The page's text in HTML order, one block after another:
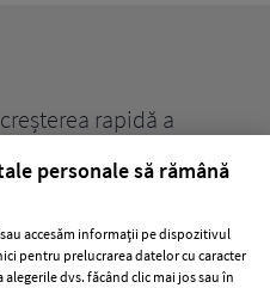
rapidă a
personale să rămână
accesăm informații pe dispozitivul
pentru prelucrarea datelor cu caracter
dvs. făcând clic mai jos sau în